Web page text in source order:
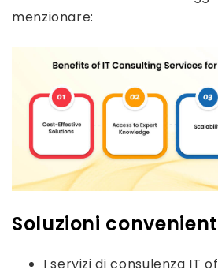
menzionare:
Soluzioni
I servizi di consulenza IT